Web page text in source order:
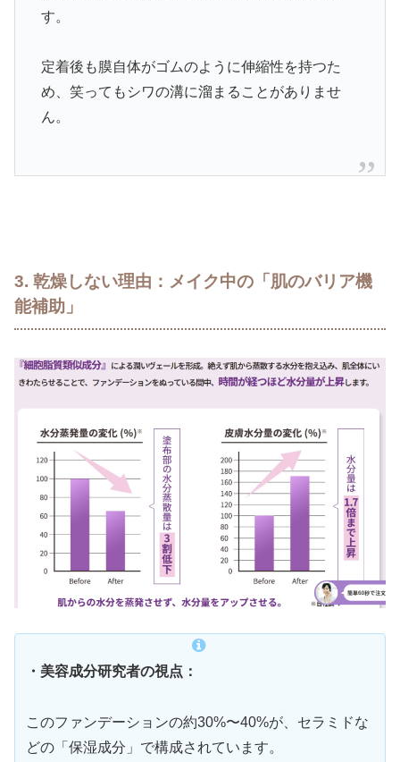
す。
定着後も膜自体がゴムのように伸縮性を持つた
め、笑ってもシワの溝に溜まることがありませ
ん。
3. 乾燥しない理由：メイク中の「肌のバリア機
能補助」
・美容成分研究者の視点：
このファンデーションの約30%〜40%が、セラミドな
どの「保湿成分」で構成されています。